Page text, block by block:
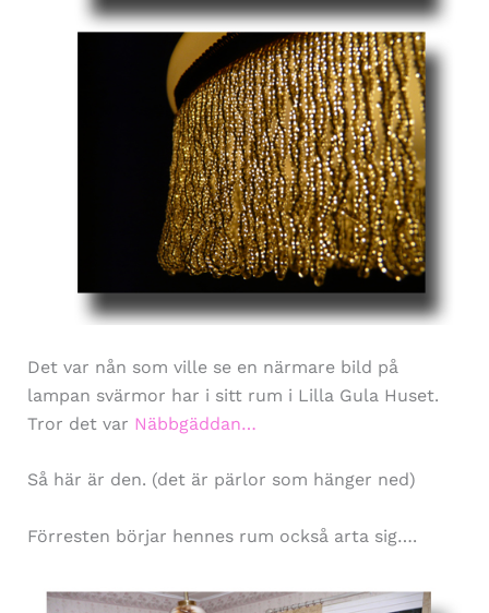
Det var nån som ville se en närmare bild på
lampan svärmor har i sitt rum i Lilla Gula Huset.
Tror det var Näbbgäddan…
Så här är den. (det är pärlor som hänger ned)
Förresten börjar hennes rum också arta sig….